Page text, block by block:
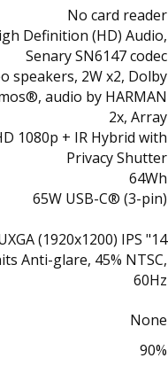
No card reader
Definition (HD) Audio,
Senary SN6147 codec
speakers, 2W x2, Dolby
audio by HARMAN
2x, Array
1080p + IR Hybrid with
Privacy Shutter
64Wh
65W USB-C® (3-pin)
WUXGA (1920x1200) IPS
Anti-glare, 45% NTSC,
60Hz
None
90%